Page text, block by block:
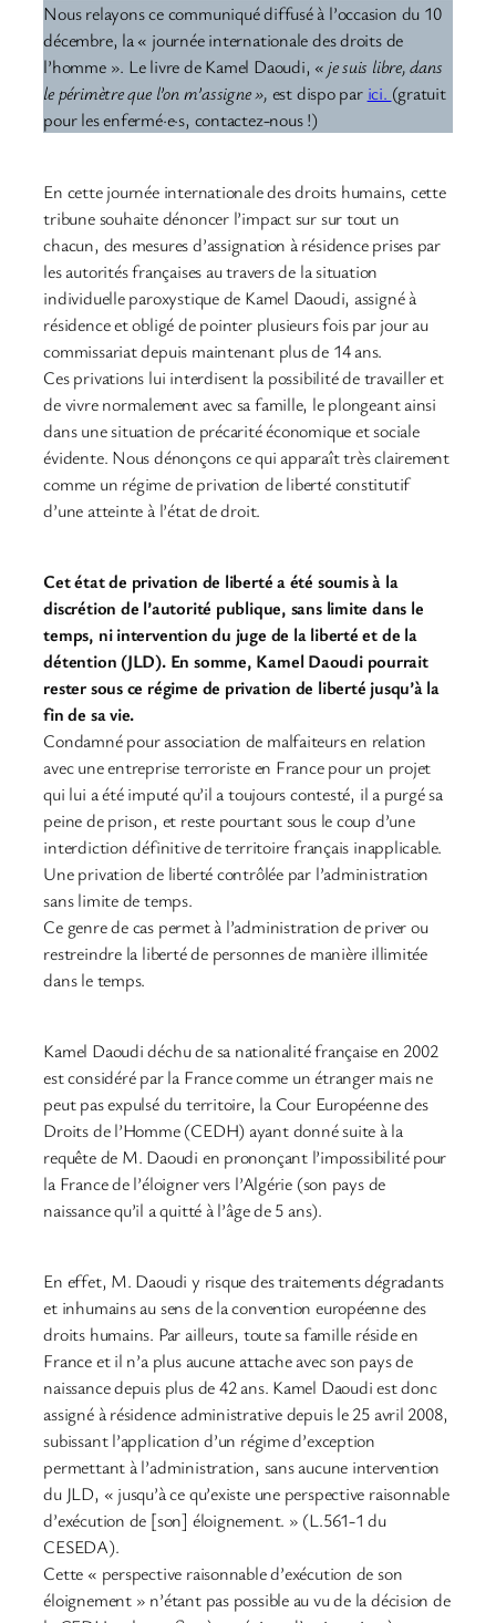
Nous relayons ce communiqué diffusé à l’occasion du 10
décembre, la « journée internationale des droits de
l’homme ». Le livre de Kamel Daoudi, « je suis libre, dans
le périmètre que l’on m’assigne », est dispo par ici. (gratuit
pour les enfermé·e·s, contactez-nous !)
En cette journée internationale des droits humains, cette
tribune souhaite dénoncer l’impact sur sur tout un
chacun, des mesures d’assignation à résidence prises par
les autorités françaises au travers de la situation
individuelle paroxystique de Kamel Daoudi, assigné à
résidence et obligé de pointer plusieurs fois par jour au
commissariat depuis maintenant plus de 14 ans.
Ces privations lui interdisent la possibilité de travailler et
de vivre normalement avec sa famille, le plongeant ainsi
dans une situation de précarité économique et sociale
évidente. Nous dénonçons ce qui apparaît très clairement
comme un régime de privation de liberté constitutif
d’une atteinte à l’état de droit.
Cet état de privation de liberté a été soumis à la
discrétion de l’autorité publique, sans limite dans le
temps, ni intervention du juge de la liberté et de la
détention (JLD). En somme, Kamel Daoudi pourrait
rester sous ce régime de privation de liberté jusqu’à la
fin de sa vie.
Condamné pour association de malfaiteurs en relation
avec une entreprise terroriste en France pour un projet
qui lui a été imputé qu’il a toujours contesté, il a purgé sa
peine de prison, et reste pourtant sous le coup d’une
interdiction définitive de territoire français inapplicable.
Une privation de liberté contrôlée par l’administration
sans limite de temps.
Ce genre de cas permet à l’administration de priver ou
restreindre la liberté de personnes de manière illimitée
dans le temps.
Kamel Daoudi déchu de sa nationalité française en 2002
est considéré par la France comme un étranger mais ne
peut pas expulsé du territoire, la Cour Européenne des
Droits de l’Homme (CEDH) ayant donné suite à la
requête de M. Daoudi en prononçant l’impossibilité pour
la France de l’éloigner vers l’Algérie (son pays de
naissance qu’il a quitté à l’âge de 5 ans).
En effet, M. Daoudi y risque des traitements dégradants
et inhumains au sens de la convention européenne des
droits humains. Par ailleurs, toute sa famille réside en
France et il n’a plus aucune attache avec son pays de
naissance depuis plus de 42 ans. Kamel Daoudi est donc
assigné à résidence administrative depuis le 25 avril 2008,
subissant l’application d’un régime d’exception
permettant à l’administration, sans aucune intervention
du JLD, « jusqu’à ce qu’existe une perspective raisonnable
d’exécution de [son] éloignement. » (L.561-1 du
CESEDA).
Cette « perspective raisonnable d’exécution de son
éloignement » n’étant pas possible au vu de la décision de